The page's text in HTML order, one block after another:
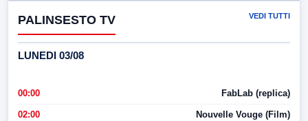
PALINSESTO TV VEDI TUTTI
LUNEDI 03/08
00:00 FabLab (replica)
02:00 Nouvelle Vouge (Film)